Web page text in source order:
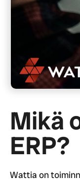
Mikä
ERP?
Wattia on